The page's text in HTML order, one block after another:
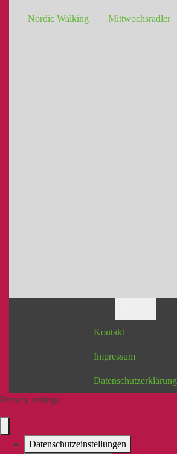
Nordic Walking Mittwochsradler
Kontakt
Impressum
Datenschutzerklärung
Privacy settings
Datenschutzeinstellungen